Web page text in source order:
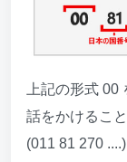
上記の形式
話をかけるこ
(011 81 270